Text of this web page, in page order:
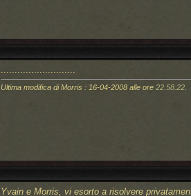
...........................
Ultima modifica di Morris : 16-04-2008 alle ore 22.58.22.
Yvain e Morris, vi esorto a risolvere